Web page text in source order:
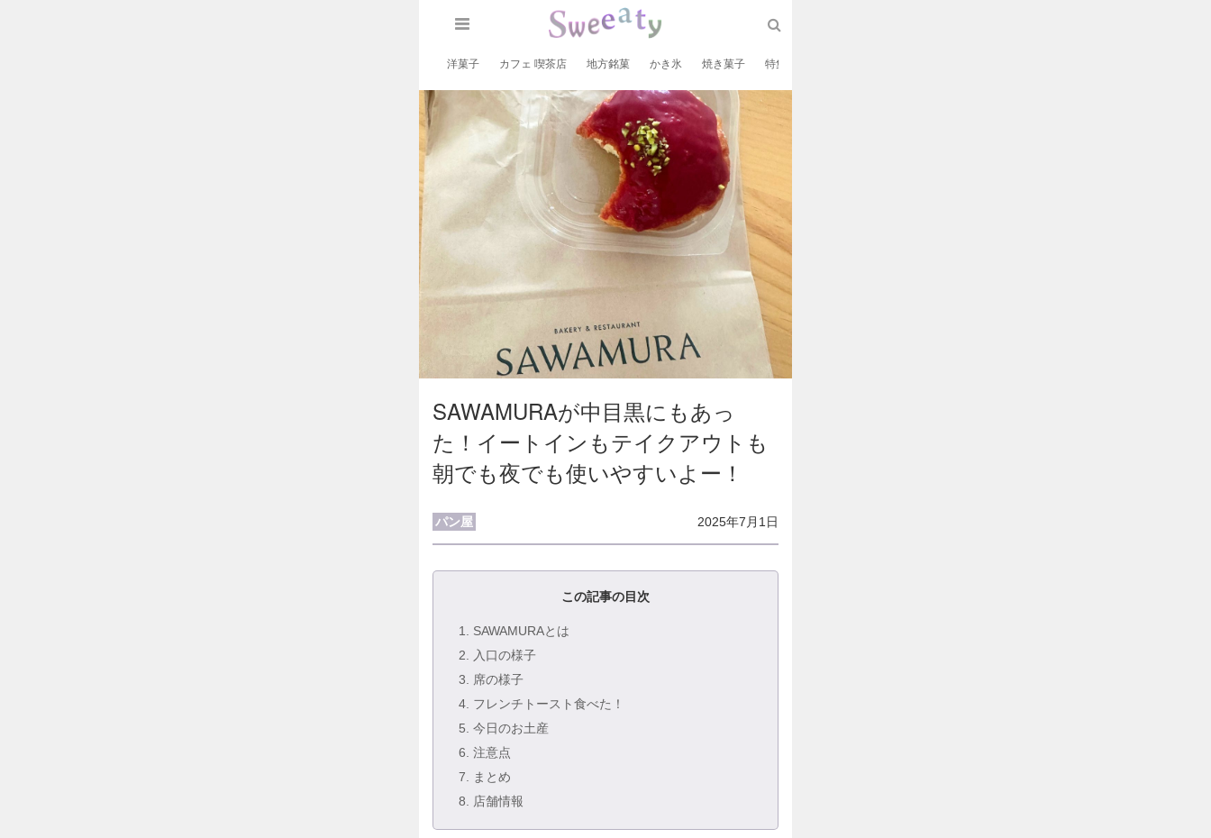
洋菓子 カフェ 喫茶店 地方銘菓 かき氷 焼き菓子 特集
SAWAMURAが中目黒にもあっ
た！イートインもテイクアウトも
朝でも夜でも使いやすいよー！
パン屋 2025年7月1日
この記事の目次
1
. SAWAMURAとは
2 . 入口の様子
3 . 席の様子
4 . フレンチトースト食べた！
5 . 今日のお土産
6 . 注意点
7 . まとめ
8 . 店舗情報